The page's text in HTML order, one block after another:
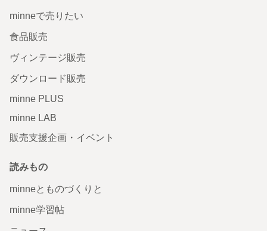
minneで売りたい
食品販売
ヴィンテージ販売
ダウンロード販売
minne PLUS
minne LAB
販売支援企画・イベント
読みもの
minneとものづくりと
minne学習帖